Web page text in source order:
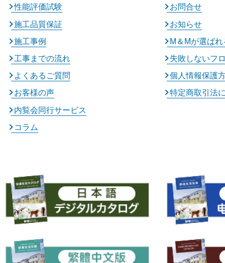
性能評価試験
施工品質保証
施工事例
工事までの流れ
よくあるご質問
お客様の声
内覧会同行サービス
コラム
お問合せ
お知らせ
M＆Mが選ば
失敗しないフ
個人情報保護
特定商取引法